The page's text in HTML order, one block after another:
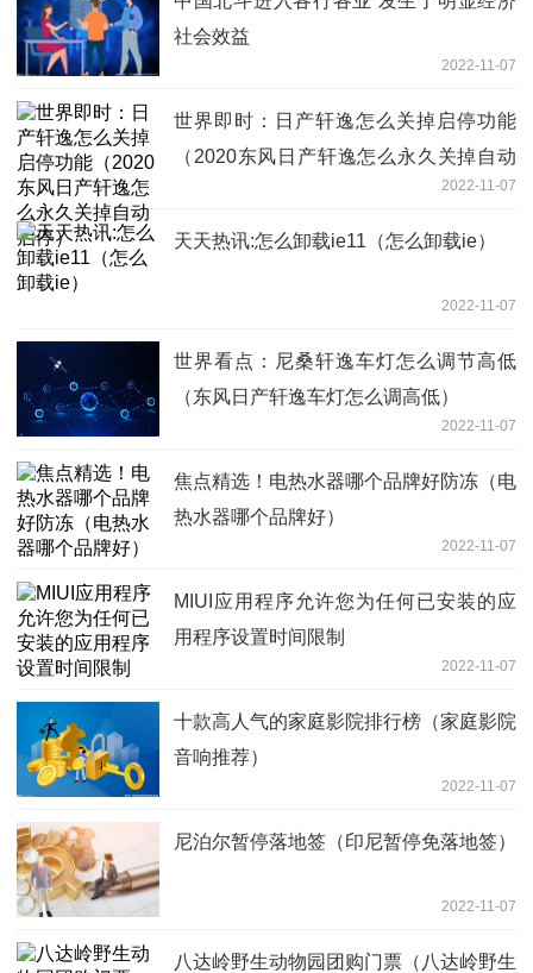
社会效益
2022-11-07
世界即时：日产轩逸怎么关掉启停功能
（2020东风日产轩逸怎么永久关掉自动
2022-11-07
天天热讯:怎么卸载ie11（怎么卸载ie）
2022-11-07
世界看点：尼桑轩逸车灯怎么调节高低
（东风日产轩逸车灯怎么调高低）
2022-11-07
焦点精选！电热水器哪个品牌好防冻（电
热水器哪个品牌好）
2022-11-07
MIUI应用程序允许您为任何已安装的应
用程序设置时间限制
2022-11-07
十款高人气的家庭影院排行榜（家庭影院
音响推荐）
2022-11-07
尼泊尔暂停落地签（印尼暂停免落地签）
2022-11-07
八达岭野生动物园团购门票（八达岭野生